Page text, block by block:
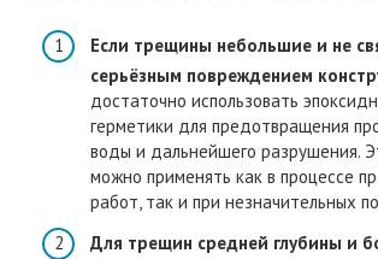
Если трещины небольшие и не
серьёзным повреждением
достаточно использовать
герметики для предотвращения
воды и дальнейшего разрушения.
можно применять как в процессе
работ, так и при незначительных
Для трещин средней глубины и